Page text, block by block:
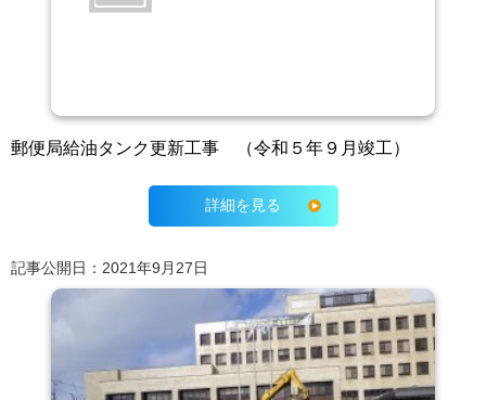
郵便局給油タンク更新工事 （令和５年９月竣工）
詳細を見る
記事公開日：2021年9月27日